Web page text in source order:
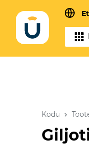
Et
Kodu